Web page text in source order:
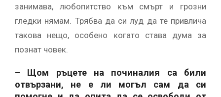
занимава, любопитство към смърт и грозни
гледки нямам. Трябва да си луд да те привлича
такова нещо, особено когато става дума за
познат човек.
– Щом ръцете на починалия са били
отвързани, не е ли могъл сам да си